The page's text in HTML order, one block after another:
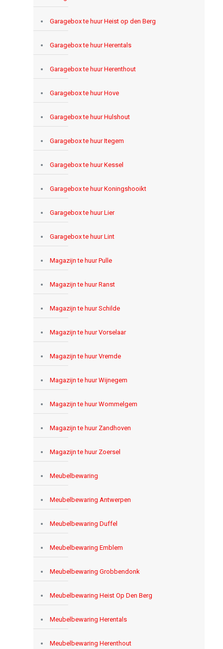
Garagebox te huur Heist op den Berg
Garagebox te huur Herentals
Garagebox te huur Herenthout
Garagebox te huur Hove
Garagebox te huur Hulshout
Garagebox te huur Itegem
Garagebox te huur Kessel
Garagebox te huur Koningshooikt
Garagebox te huur Lier
Garagebox te huur Lint
Magazijn te huur Pulle
Magazijn te huur Ranst
Magazijn te huur Schilde
Magazijn te huur Vorselaar
Magazijn te huur Vremde
Magazijn te huur Wijnegem
Magazijn te huur Wommelgem
Magazijn te huur Zandhoven
Magazijn te huur Zoersel
Meubelbewaring
Meubelbewaring Antwerpen
Meubelbewaring Duffel
Meubelbewaring Emblem
Meubelbewaring Grobbendonk
Meubelbewaring Heist Op Den Berg
Meubelbewaring Herentals
Meubelbewaring Herenthout